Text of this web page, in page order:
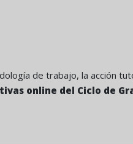
de trabajo, la acción
online del Ciclo de